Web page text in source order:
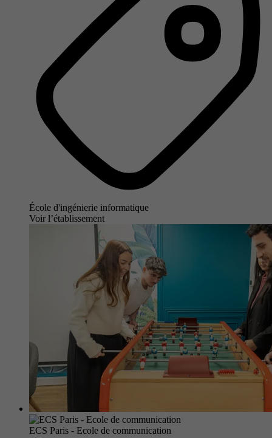
École d'ingénierie informatique
Voir l’établissement
ECS Paris - Ecole de communication